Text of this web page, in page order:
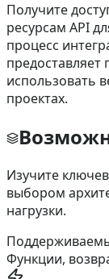
Получите
ресурсам API
процесс
использовать
проектах.
Изучите
выбором
нагрузки.
Функции,